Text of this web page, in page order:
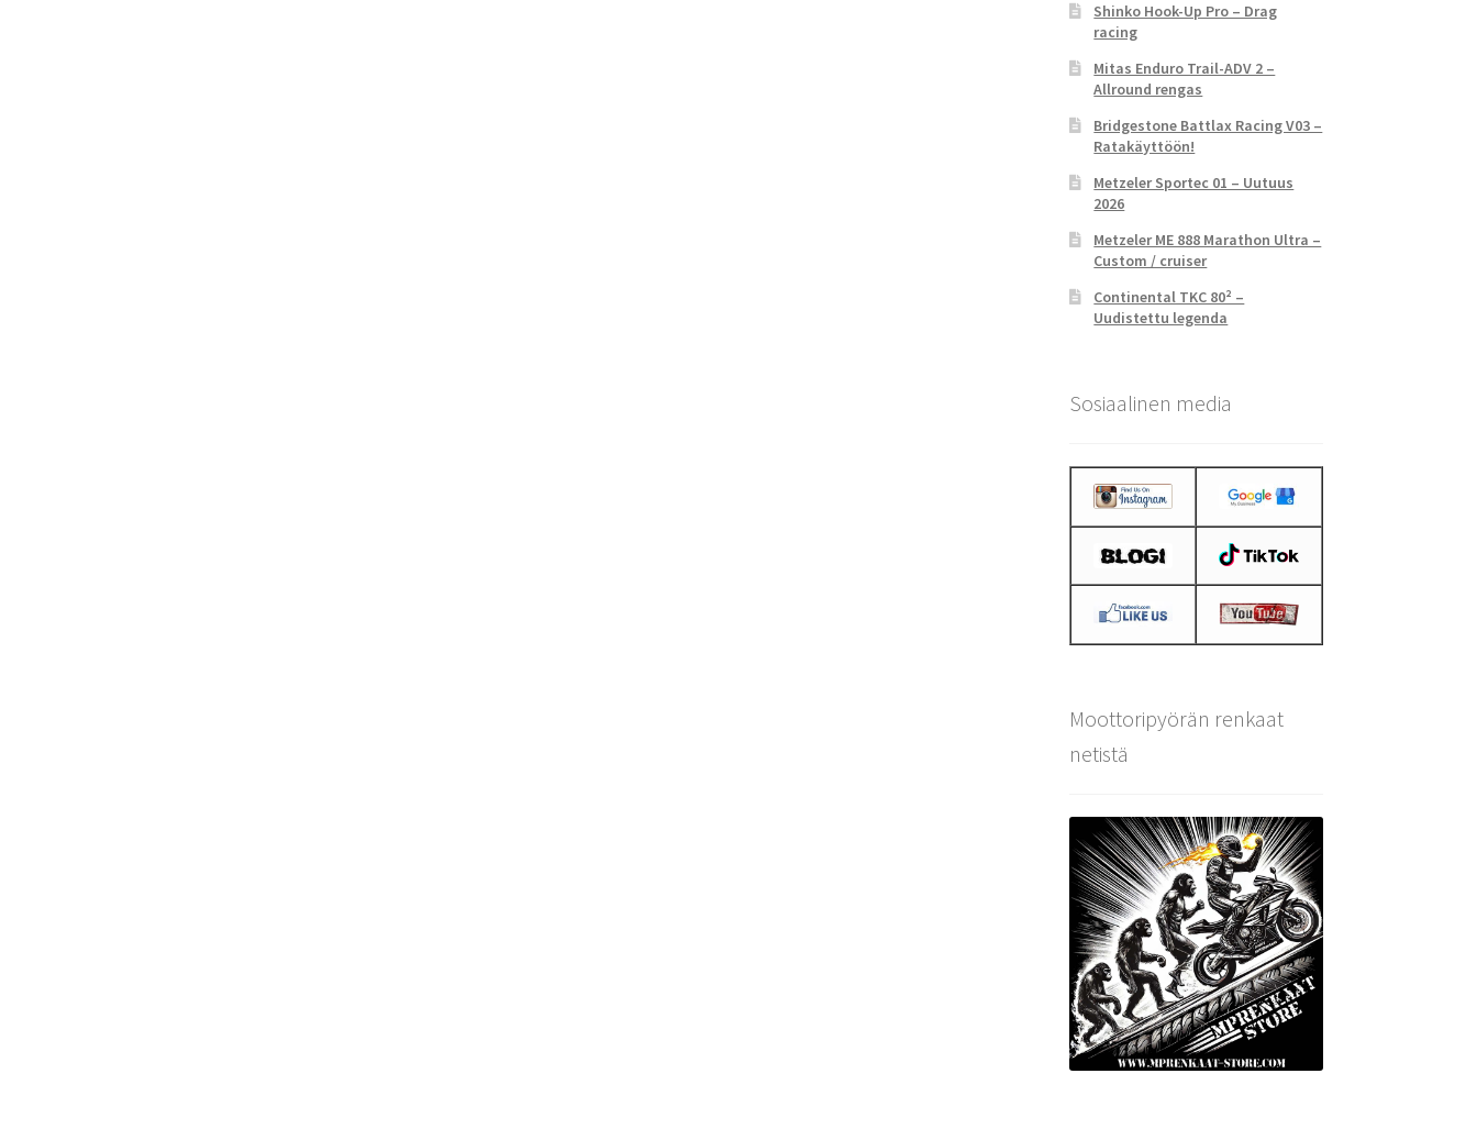
Shinko Hook-Up Pro – Drag
racing
Mitas Enduro Trail-ADV 2 –
Allround rengas
Bridgestone Battlax Racing V03 –
Ratakäyttöön!
Metzeler Sportec 01 – Uutuus
2026
Metzeler ME 888 Marathon Ultra –
Custom / cruiser
Continental TKC 80² –
Uudistettu legenda
Sosiaalinen media
Moottoripyörän renkaat
netistä